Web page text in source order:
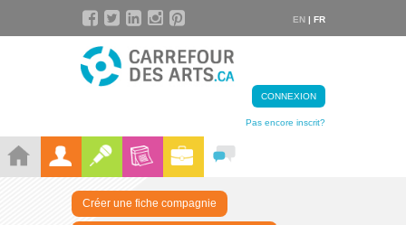
EN | FR
CONNEXION
Pas encore inscrit?
Créer une fiche compagnie